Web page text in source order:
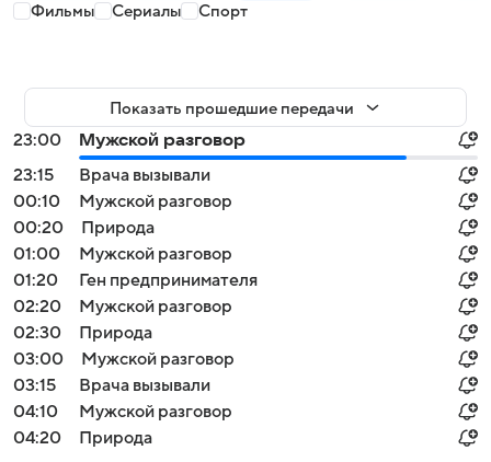
Фильмы Сериалы Спорт
Показать прошедшие передачи
23:00
Мужской разговор
23:15
Врача вызывали
00:10
Мужской разговор
00:20
Природа
01:00
Мужской разговор
01:20
Ген предпринимателя
02:20
Мужской разговор
02:30
Природа
03:00
Мужской разговор
03:15
Врача вызывали
04:10
Мужской разговор
04:20
Природа